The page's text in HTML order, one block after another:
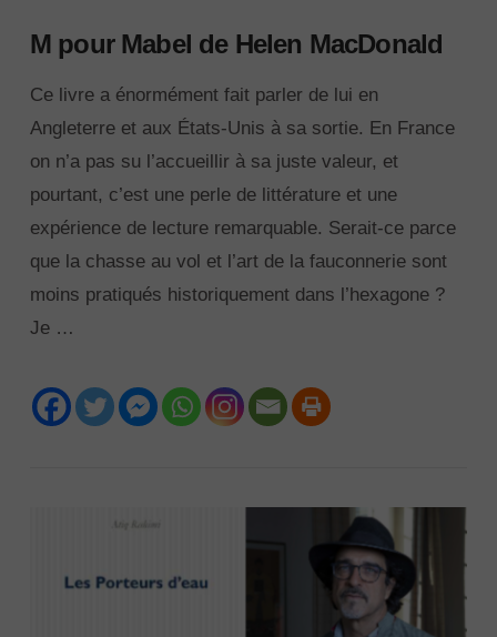
VIEW POST
M pour Mabel de Helen MacDonald
Ce livre a énormément fait parler de lui en
Angleterre et aux États-Unis à sa sortie. En France
on n’a pas su l’accueillir à sa juste valeur, et
pourtant, c’est une perle de littérature et une
expérience de lecture remarquable. Serait-ce parce
que la chasse au vol et l’art de la fauconnerie sont
moins pratiqués historiquement dans l’hexagone ?
Je …